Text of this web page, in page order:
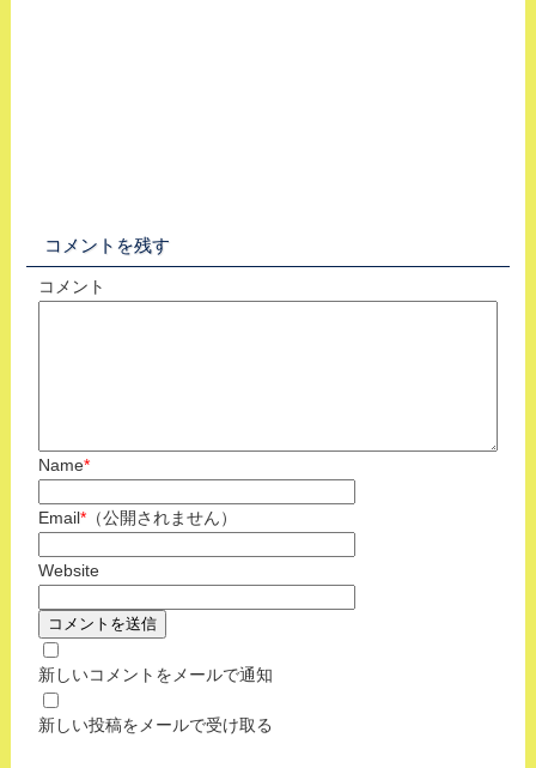
コメントを残す
コメント
Name*
Email*（公開されません）
Website
新しいコメントをメールで通知
新しい投稿をメールで受け取る